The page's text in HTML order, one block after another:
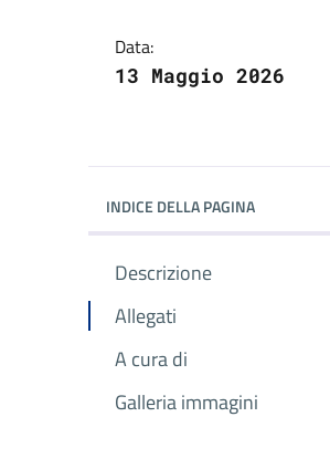
Data:
13 Maggio 2026
INDICE DELLA PAGINA
Descrizione
Allegati
A cura di
Galleria immagini